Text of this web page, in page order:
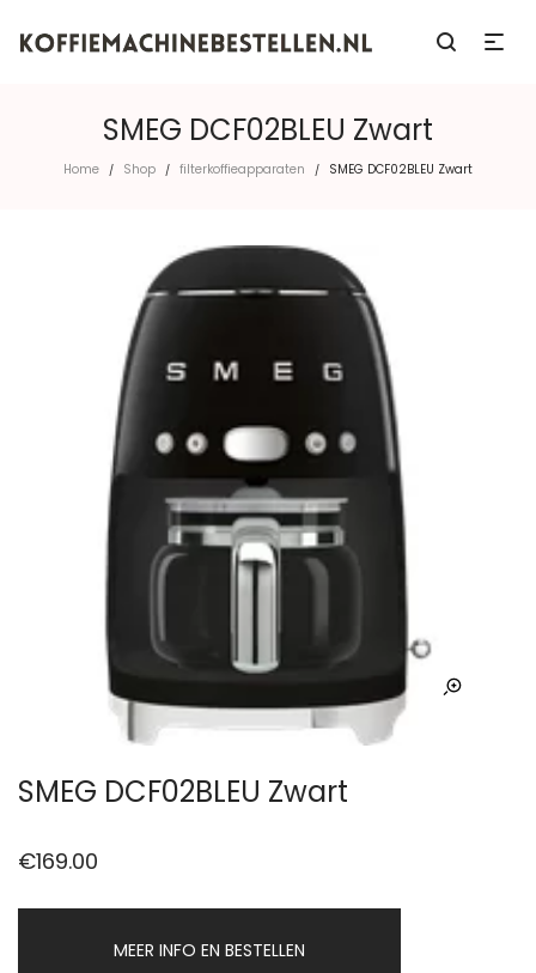
SMEG DCF02BLEU Zwart
Home / Shop / filterkoffieapparaten / SMEG DCF02BLEU Zwart
SMEG DCF02BLEU Zwart
€169.00
MEER INFO EN BESTELLEN